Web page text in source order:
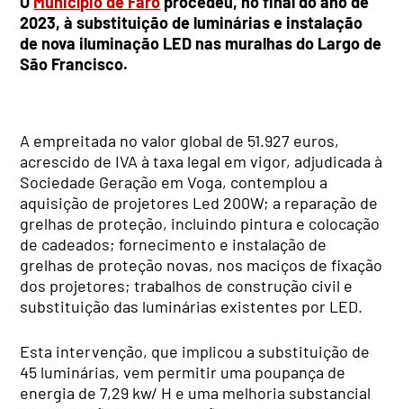
2023, à substituição de luminárias e instalação
de nova iluminação LED nas muralhas do Largo de
São Francisco.
A empreitada no valor global de 51.927 euros,
acrescido de IVA à taxa legal em vigor, adjudicada à
Sociedade Geração em Voga, contemplou a
aquisição de projetores Led 200W; a reparação de
grelhas de proteção, incluindo pintura e colocação
de cadeados; fornecimento e instalação de
grelhas de proteção novas, nos maciços de fixação
dos projetores; trabalhos de construção civil e
substituição das luminárias existentes por LED.
Esta intervenção, que implicou a substituição de
45 luminárias, vem permitir uma poupança de
energia de 7,29 kw/ H e uma melhoria substancial